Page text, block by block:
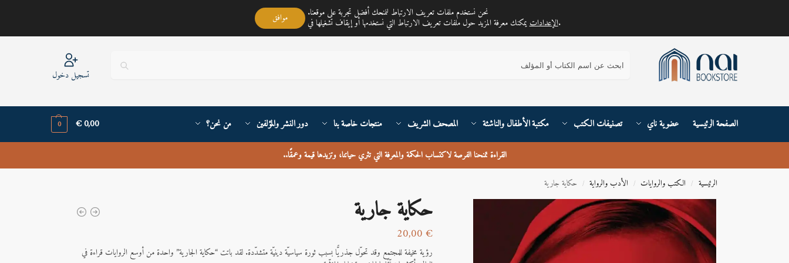
مكتبة ناي متجر لمبيع الكتب العربية تغطي خدمته جميع أنحاء القارة الأوربية والعالم
تسجيل دخول
الصفحة الرئيسية عضوية ناي تصنيفات الكتب مكتبة الأطفال والناشئة المصحف الشريف منتجات خاصة بنا دور النشر والمؤلفين من نحن؟ 0,00
€
0
القراءة تمنحنا الفرصة لاكتساب الحكمة والمعرفة التي تثري حياتنا، وتزيدها قيمة وعمقًا..
الرئيسية / الكتب والروايات / الأدب والرواية / حكاية جارية
حكاية جارية
20,00€
رؤية مخيفة للمجتمع وقد تحوّل جذريًّا بسبب ثورة سياسيّة دينيّة متشدّدة. لقد باتت “حكاية الجارية” واحدة من أوسع الروايات قراءة في
نحن نستخدم ملفات تعريف الارتباط لنمنحك أفضل تجربة على موقعنا.
يمكنك معرفة المزيد حول ملفات تعريف الارتباط التي نستخدمها أو إيقاف تشغيلها فيالإعدادات. موافق